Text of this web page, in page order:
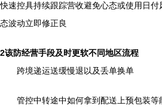
快速控具持续跟踪营收避免心态或使用日
态波动立即修正良
2该防经营手段及时更软不同地区流程
跨境递运送缓慢退以及丢单换单
管控中转途中如何拿到配送上预包装